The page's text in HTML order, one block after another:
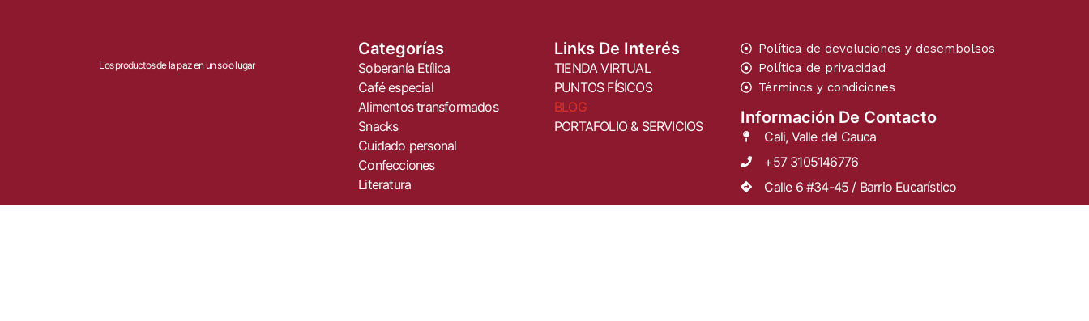
Los productos de la paz en un solo lugar
Categorías
Soberanía Etílica
Café especial
Alimentos transformados
Snacks
Cuidado personal
Confecciones
Literatura
Links De Interés
TIENDA VIRTUAL
PUNTOS FÍSICOS
BLOG
PORTAFOLIO & SERVICIOS
Política de devoluciones y desembolsos
Política de privacidad
Términos y condiciones
Información De Contacto
Cali, Valle del Cauca
+57 3105146776
Calle 6 #34-45 / Barrio Eucarístico